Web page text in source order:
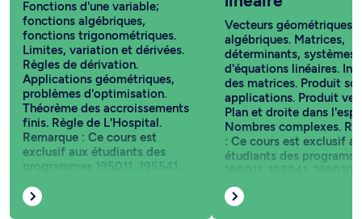
Fonctions d'une variable;
fonctions algébriques,
fonctions trigonométriques.
Limites, variation et dérivées.
Règles de dérivation.
Applications géométriques,
problèmes d'optimisation.
Théorème des accroissements
finis. Règle de L'Hospital.
Remarque : Ce cours est
exclusif aux étudiants des
programmes 195011, 195541,
pourrait être reconnu comme
cours hors programme dans
Vecteurs géométriques
algébriques. Matrices,
déterminants, systèmes
d'équations linéaires.
des matrices. Produit
applications. Produit
Plan et droite dans
Nombres complexes.
: Ce cours est exclusif
étudiants des
195011, 195541, 199010,
Toutefois, il pourrait être
reconnu comme cours